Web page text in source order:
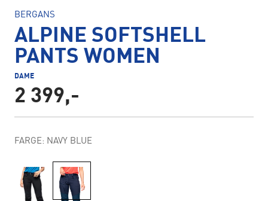
BERGANS
ALPINE SOFTSHELL
PANTS WOMEN
DAME
2 399,-
FARGE: NAVY BLUE